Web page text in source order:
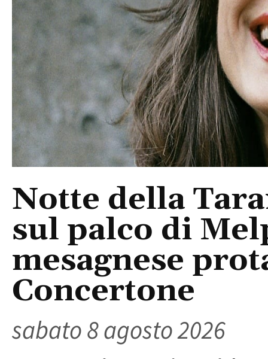
Notte della
sul palco di
mesagnese
Concertone
sabato 8 agosto 2026